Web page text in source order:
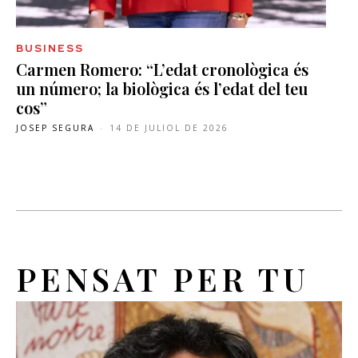
BUSINESS
Carmen Romero: “L’edat cronològica és
un número; la biològica és l’edat del teu
cos”
JOSEP SEGURA - 14 DE JULIOL DE 2026
PENSAT PER TU